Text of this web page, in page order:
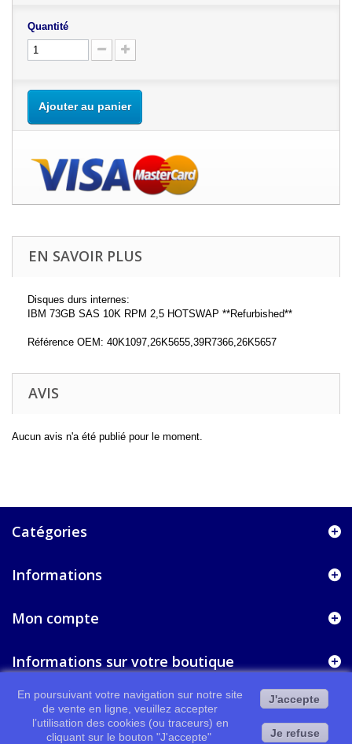
Quantité
Ajouter au panier
EN SAVOIR PLUS
Disques durs internes:
IBM 73GB SAS 10K RPM 2,5 HOTSWAP **Refurbished**
Référence OEM: 40K1097,26K5655,39R7366,26K5657
AVIS
Aucun avis n'a été publié pour le moment.
Catégories
Informations
Mon compte
Informations sur votre boutique
En poursuivant votre navigation sur notre site
de vente en ligne, veuillez accepter
l’utilisation des cookies (ou traceurs) en
cliquant sur le bouton "J'accepte"
J'accepte
Je refuse